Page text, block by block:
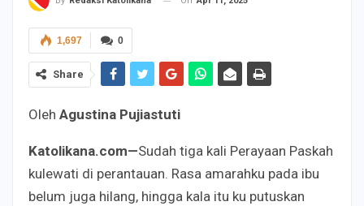
0
1,697
Share
Oleh Agustina Pujiastuti
Katolikana.com—Sudah tiga kali Perayaan Paskah
kulewati di perantauan. Rasa amarahku pada ibu
belum juga hilang, hingga kala itu ku putuskan